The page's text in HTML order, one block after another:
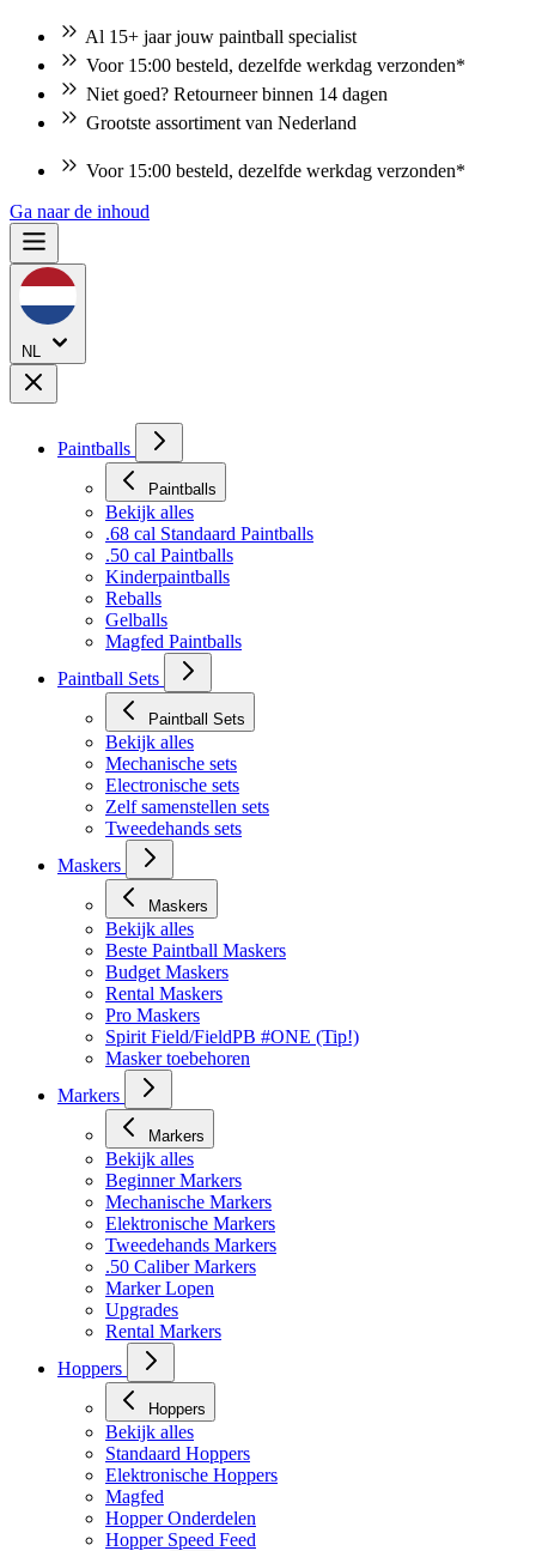
Al 15+ jaar jouw paintball specialist
Voor 15:00 besteld, dezelfde werkdag verzonden*
Niet goed? Retourneer binnen 14 dagen
Grootste assortiment van Nederland
Voor 15:00 besteld, dezelfde werkdag verzonden*
Ga naar de inhoud
NL
Paintballs
Paintballs
Bekijk alles
.68 cal Standaard Paintballs
.50 cal Paintballs
Kinderpaintballs
Reballs
Gelballs
Magfed Paintballs
Paintball Sets
Paintball Sets
Bekijk alles
Mechanische sets
Electronische sets
Zelf samenstellen sets
Tweedehands sets
Maskers
Maskers
Bekijk alles
Beste Paintball Maskers
Budget Maskers
Rental Maskers
Pro Maskers
Spirit Field/FieldPB #ONE (Tip!)
Masker toebehoren
Markers
Markers
Bekijk alles
Beginner Markers
Mechanische Markers
Elektronische Markers
Tweedehands Markers
.50 Caliber Markers
Marker Lopen
Upgrades
Rental Markers
Hoppers
Hoppers
Bekijk alles
Standaard Hoppers
Elektronische Hoppers
Magfed
Hopper Onderdelen
Hopper Speed Feed